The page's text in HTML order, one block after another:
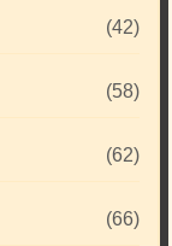
(42)
(58)
(62)
(66)